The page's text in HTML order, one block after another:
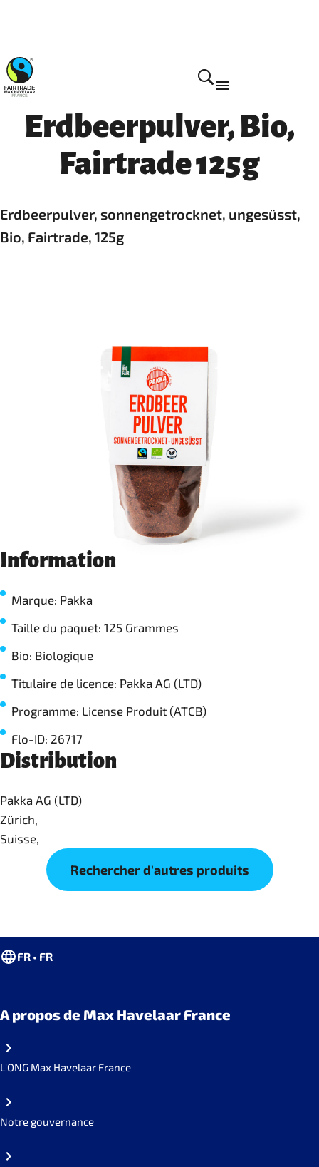
Home
Erdbeerpulver, Bio,
Fairtrade 125g
Erdbeerpulver, sonnengetrocknet, ungesüsst,
Bio, Fairtrade, 125g
Information
Marque: Pakka
Taille du paquet: 125 Grammes
Bio: Biologique
Titulaire de licence: Pakka AG (LTD)
Programme: License Produit (ATCB)
Flo-ID: 26717
Distribution
Pakka AG (LTD)
Zürich,
Suisse,
Rechercher d'autres produits
FR • FR
A propos de Max Havelaar France
L'ONG Max Havelaar France
Notre gouvernance